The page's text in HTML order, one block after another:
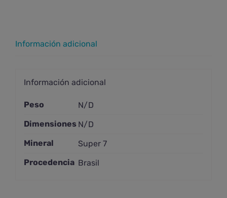
Información adicional
Información adicional
Peso
N/D
Dimensiones N/D
Mineral
Super 7
Procedencia Brasil